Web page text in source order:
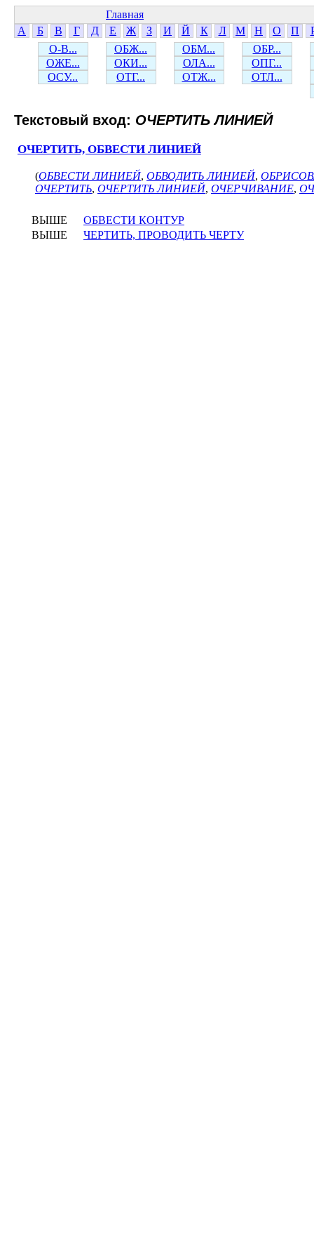
Главная
А
Б В Г Д Е Ж З И Й К Л М Н О П
О-В...
ОБЖ... ОБМ...
ОБР...
ОЖЕ...
ОКИ... ОЛА...
ОПГ...
ОСУ...
ОТГ... ОТЖ... ОТЛ...
Текстовый вход: ОЧЕРТИТЬ ЛИНИЕЙ
ОЧЕРТИТЬ, ОБВЕСТИ ЛИНИЕЙ
(ОБВЕСТИ ЛИНИЕЙ, ОБВОДИТЬ ЛИНИЕЙ,
ОЧЕРТИТЬ, ОЧЕРТИТЬ ЛИНИЕЙ, ОЧЕРЧИВАНИЕ,
ВЫШЕ
ОБВЕСТИ КОНТУР
ВЫШЕ
ЧЕРТИТЬ, ПРОВОДИТЬ ЧЕРТУ